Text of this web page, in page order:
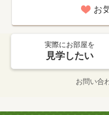
お
実際にお部屋を
見学したい
お問い合